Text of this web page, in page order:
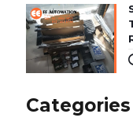
Categories